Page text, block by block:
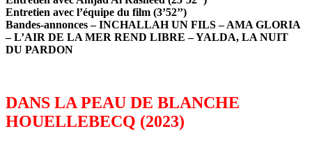
Entretien avec l’équipe du film (3’52’’)
Bandes-annonces – INCHALLAH UN FILS – AMA GLORIA
– L’AIR DE LA MER REND LIBRE – YALDA, LA NUIT
DU PARDON
DANS LA PEAU DE BLANCHE
HOUELLEBECQ (2023)